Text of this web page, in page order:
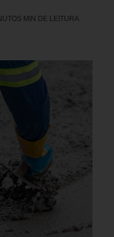
MIN DE LEITURA